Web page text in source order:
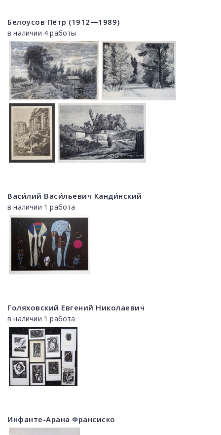
Белоусов Пётр (1912—1989)
в наличии 4 работы
Васи́лий Васи́льевич Канди́нский
в наличии 1 работа
Голяховский Евгений Николаевич
в наличии 1 работа
Инфанте-Арана Франсиско